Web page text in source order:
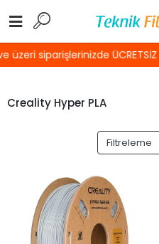
üzeri siparişlerinizde ÜCRETSİZ
Creality Hyper PLA
Filtreleme